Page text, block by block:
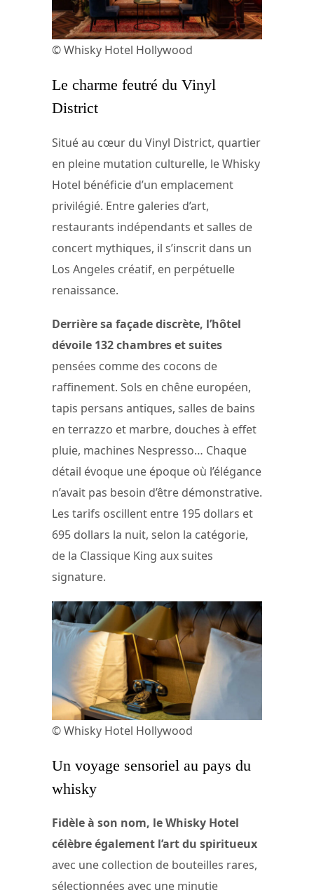
© Whisky Hotel Hollywood
Le charme feutré du Vinyl
District
Situé au cœur du Vinyl District, quartier
en pleine mutation culturelle, le Whisky
Hotel bénéficie d’un emplacement
privilégié. Entre galeries d’art,
restaurants indépendants et salles de
concert mythiques, il s’inscrit dans un
Los Angeles créatif, en perpétuelle
renaissance.
Derrière sa façade discrète, l’hôtel
dévoile 132 chambres et suites
pensées comme des cocons de
raffinement. Sols en chêne européen,
tapis persans antiques, salles de bains
en terrazzo et marbre, douches à effet
pluie, machines Nespresso… Chaque
détail évoque une époque où l’élégance
n’avait pas besoin d’être démonstrative.
Les tarifs oscillent entre 195 dollars et
695 dollars la nuit, selon la catégorie,
de la Classique King aux suites
signature.
© Whisky Hotel Hollywood
Un voyage sensoriel au pays du
whisky
Fidèle à son nom, le Whisky Hotel
célèbre également l’art du spiritueux
avec une collection de bouteilles rares,
sélectionnées avec une minutie